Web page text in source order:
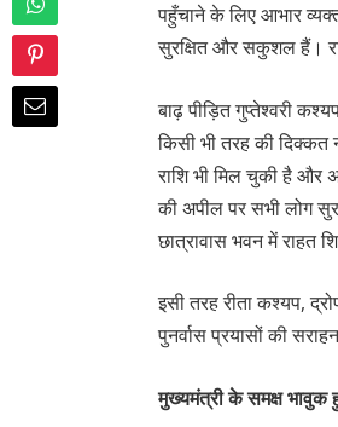
पहुँचाने के लिए आभार
सुरक्षित और सकुशल हैं।
बाढ़ पीड़ित गुप्तेश्वरी
किसी भी तरह की दिक्कत
राशि भी मिल चुकी है और
की अपील पर सभी लोग
छात्रावास भवन में राहत
इसी तरह रीता कश्यप,
पुनर्वास प्रयासों की
मुख्यमंत्री के समक्ष भावुक